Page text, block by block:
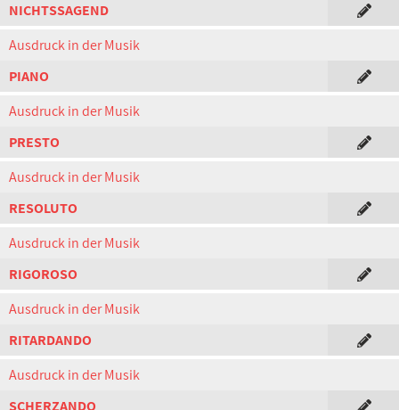
NICHTSSAGEND
Ausdruck in der Musik
PIANO
Ausdruck in der Musik
PRESTO
Ausdruck in der Musik
RESOLUTO
Ausdruck in der Musik
RIGOROSO
Ausdruck in der Musik
RITARDANDO
Ausdruck in der Musik
SCHERZANDO